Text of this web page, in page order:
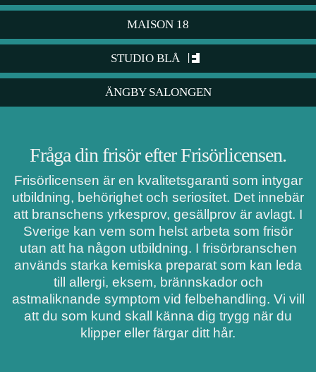
MAISON 18
STUDIO BLÅ
ÄNGBY SALONGEN
Fråga din frisör efter Frisörlicensen.
Frisörlicensen är en kvalitetsgaranti som intygar
utbildning, behörighet och seriositet. Det innebär
att branschens yrkesprov, gesällprov är avlagt. I
Sverige kan vem som helst arbeta som frisör
utan att ha någon utbildning. I frisörbranschen
används starka kemiska preparat som kan leda
till allergi, eksem, brännskador och
astmaliknande symptom vid felbehandling. Vi vill
att du som kund skall känna dig trygg när du
klipper eller färgar ditt hår.